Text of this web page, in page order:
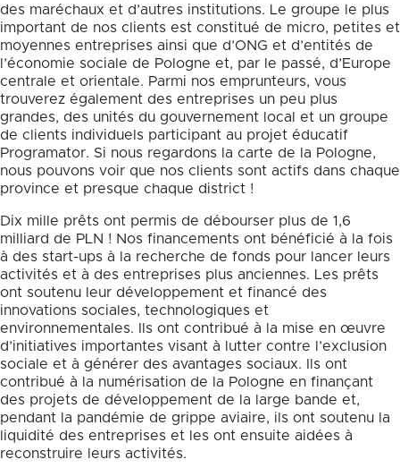
des maréchaux et d’autres institutions. Le groupe le plus
important de nos clients est constitué de micro, petites et
moyennes entreprises ainsi que d’ONG et d’entités de
l’économie sociale de Pologne et, par le passé, d’Europe
centrale et orientale. Parmi nos emprunteurs, vous
trouverez également des entreprises un peu plus
grandes, des unités du gouvernement local et un groupe
de clients individuels participant au projet éducatif
Programator. Si nous regardons la carte de la Pologne,
nous pouvons voir que nos clients sont actifs dans chaque
province et presque chaque district !
Dix mille prêts ont permis de débourser plus de 1,6
milliard de PLN ! Nos financements ont bénéficié à la fois
à des start-ups à la recherche de fonds pour lancer leurs
activités et à des entreprises plus anciennes. Les prêts
ont soutenu leur développement et financé des
innovations sociales, technologiques et
environnementales. Ils ont contribué à la mise en œuvre
d’initiatives importantes visant à lutter contre l’exclusion
sociale et à générer des avantages sociaux. Ils ont
contribué à la numérisation de la Pologne en finançant
des projets de développement de la large bande et,
pendant la pandémie de grippe aviaire, ils ont soutenu la
liquidité des entreprises et les ont ensuite aidées à
reconstruire leurs activités.